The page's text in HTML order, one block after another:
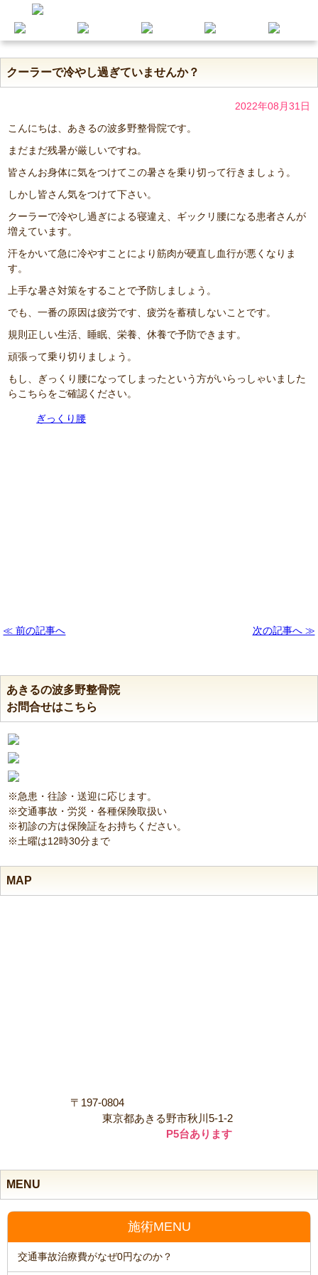
クーラーで冷やし過ぎていませんか？
2022年08月31日
こんにちは、あきるの波多野整骨院です。
まだまだ残暑が厳しいですね。
皆さんお身体に気をつけてこの暑さを乗り切って行きましょう。
しかし皆さん気をつけて下さい。
クーラーで冷やし過ぎによる寝違え、ギックリ腰になる患者さんが
増えています。
汗をかいて急に冷やすことにより筋肉が硬直し血行が悪くなりま
す。
上手な暑さ対策をすることで予防しましょう。
でも、一番の原因は疲労です、疲労を蓄積しないことです。
規則正しい生活、睡眠、栄養、休養で予防できます。
頑張って乗り切りましょう。
もし、ぎっくり腰になってしまったという方がいらっしゃいました
らこちらをご確認ください。
ぎっくり腰
≪ 前の記事へ 次の記事へ ≫
あきるの波多野整骨院
お問合せはこちら
※急患・往診・送迎に応じます。
※交通事故・労災・各種保険取扱い
※初診の方は保険証をお持ちください。
※土曜は12時30分まで
MAP
〒197-0804
東京都あきる野市秋川5-1-2
P5台あります
MENU
施術MENU
交通事故治療費がなぜ0円なのか？